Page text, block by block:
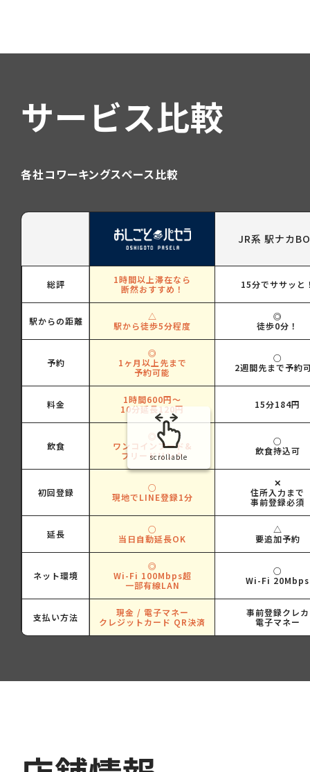
サービス比較
各社コワーキングスペース比較
JR系 駅ナカ
総評
1時間以上滞在なら
断然おすすめ！
15分でササッと
駅からの距離
△
駅から徒歩5分程度
◎
徒歩0分！
予約
◎
1ヶ月以上先まで
予約可能
○
2週間先まで予約
料金
1時間600円～
10分延長120円
15分184円
飲食
◎
ワンコインフード&
フリードリンク
○
飲食持込可
初回登録
○
現地でLINE登録1分
✕
住所入力まで
事前登録必須
延長
○
当日自動延長OK
△
要追加予約
ネット環境
◎
Wi-Fi 100Mbps超
一部有線LAN
○
Wi-Fi 20Mbps
支払い方法
現金 / 電子マネー
クレジットカード QR決済
事前登録クレカ
電子マネー
scrollable